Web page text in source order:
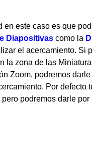
en este caso es que
Diapositivas como la
el acercamiento. Si
la zona de las
Zoom, podremos darle
Por defecto
podremos darle por